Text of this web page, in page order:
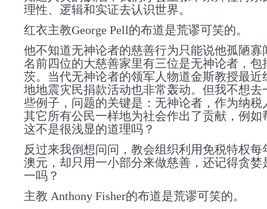
理性、逻辑和实证去认识世界。
红衣主教George Pell的布道是荒谬可笑的。
他不知道无神论者的慈善行为只能说他孤陋寡
名前四位的大慈善家里有三位是无神论者，包
茨。当代无神论者的领军人物道金斯教授最近
地地震灾民捐款活动也非常轰动。但我不想去
些例子，问题的关键是：无神论者，作为纳税
其它所有公民一样地为社会作出了贡献，例如
这不是很浅显的道理吗？
反过来我倒想问问，教会组织利用免税特权每
澳元，却只用一小部分来做慈善，还记得贪婪
一吗？
主教 Anthony Fisher的布道是荒谬可笑的。